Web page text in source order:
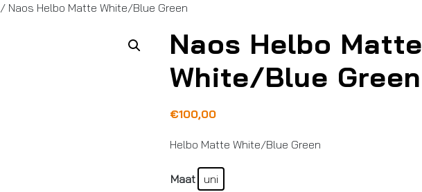
/ Naos Helbo Matte White/Blue Green
Naos Helbo Matte
White/Blue Green
€100,00
Helbo Matte White/Blue Green
Maat uni